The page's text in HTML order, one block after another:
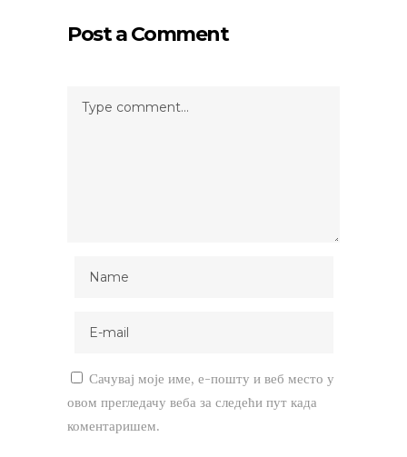
Post a Comment
Сачувај моје име, е-пошту и веб место у
овом прегледачу веба за следећи пут када
коментаришем.